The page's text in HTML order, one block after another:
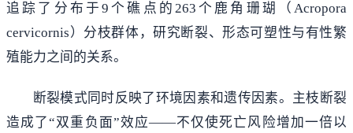
追踪了分布于9个礁点的263个鹿角珊瑚（Acropora
cervicornis）分枝群体，研究断裂、形态可塑性与有性繁
殖能力之间的关系。
断裂模式同时反映了环境因素和遗传因素。主枝断裂
造成了“双重负面”效应——不仅使死亡风险增加一倍以